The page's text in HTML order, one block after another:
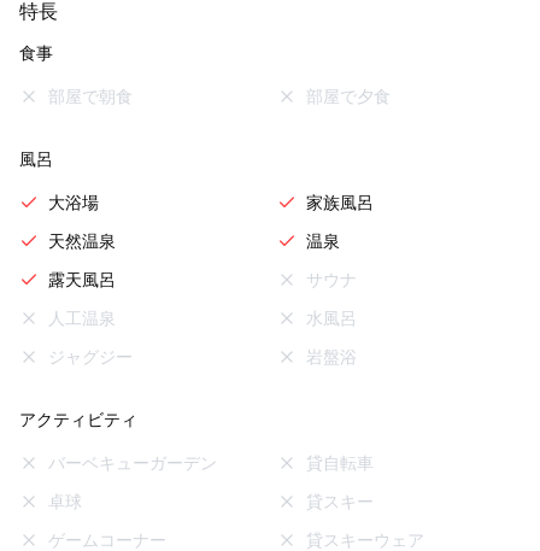
特長
食事
部屋で朝食 部屋で夕食
風呂
大浴場
家族風呂
天然温泉
温泉
露天風呂
サウナ
人工温泉
水風呂
ジャグジー
岩盤浴
アクティビティ
バーベキューガーデン
貸自転車
卓球
貸スキー
ゲームコーナー
貸スキーウェア